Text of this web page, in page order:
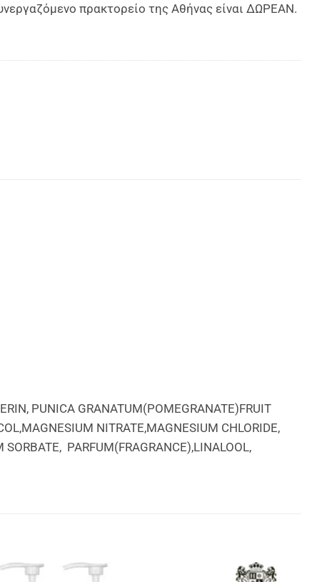
πρακτορείο της Αθήνας είναι ΔΩΡΕΑΝ.
PUNICA GRANATUM(POMEGRANATE)FRUIT
NITRATE,MAGNESIUM CHLORIDE,
PARFUM(FRAGRANCE),LINALOOL,